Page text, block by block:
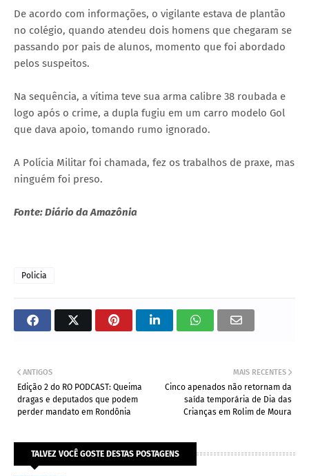
De acordo com informações, o vigilante estava de plantão
no colégio, quando atendeu dois homens que chegaram se
passando por pais de alunos, momento que foi abordado
pelos suspeitos.
Na sequência, a vítima teve sua arma calibre 38 roubada e
logo após o crime, a dupla fugiu em um carro modelo Gol
que dava apoio, tomando rumo ignorado.
A Polícia Militar foi chamada, fez os trabalhos de praxe, mas
ninguém foi preso.
Fonte: Diário da Amazônia
Policia
MAIS RECENTES
Cinco apenados não retornam da
saída temporária de Dia das
Crianças em Rolim de Moura
ANTIGOS
Edição 2 do RO PODCAST: Queima
dragas e deputados que podem
perder mandato em Rondônia
TALVEZ VOCÊ GOSTE DESTAS POSTAGENS